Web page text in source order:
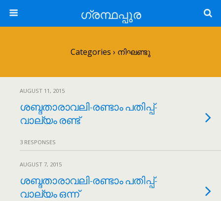
ഗ്രന്ഥപ്പുര
Categories › നിഘണ്ടു
AUGUST 11, 2015
ശബ്ദതാരാവലി-രണ്ടാം പതിപ്പ്-
വാല്യം രണ്ട്
3 RESPONSES
AUGUST 7, 2015
ശബ്ദതാരാവലി-രണ്ടാം പതിപ്പ്-
വാല്യം ഒന്ന്